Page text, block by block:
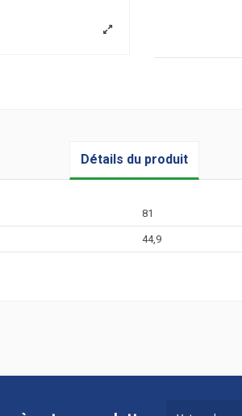
Détails du produit
81
44,9